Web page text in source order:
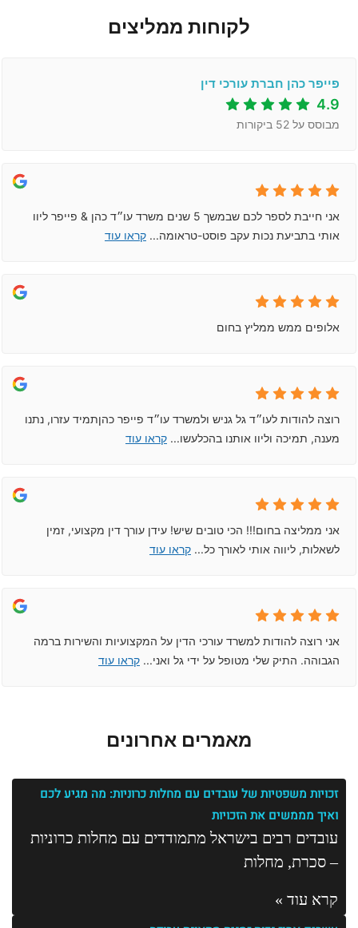
לקוחות ממליצים
פייפר כהן חברת עורכי דין
4.9
מבוסס על 52 ביקורות
אני חייבת לספר לכם שבמשך 5 שנים משרד עו״ד כהן & פייפר ליוו
אותי בתביעת נכות עקב פוסט-טראומה... קראו עוד
אלופים ממש ממליץ בחום
רוצה להודות לעו״ד גל גניש ולמשרד עו״ד פייפר כהןתמיד עזרו, נתנו
מענה, תמיכה וליוו אותנו בהכלעשו... קראו עוד
אני ממליצה בחום!!! הכי טובים שיש! עידן עורך דין מקצועי, זמין
לשאלות, ליווה אותי לאורך כל... קראו עוד
אני רוצה להודות למשרד עורכי הדין על המקצועיות והשירות ברמה
הגבוהה. התיק שלי מטופל על ידי גל ואני... קראו עוד
מאמרים אחרונים
זכויות משפטיות של עובדים עם מחלות כרוניות: מה מגיע לכם
ואיך מממשים את הזכויות
עובדים רבים בישראל מתמודדים עם מחלות כרוניות
– סכרת, מחלות
קרא עוד »